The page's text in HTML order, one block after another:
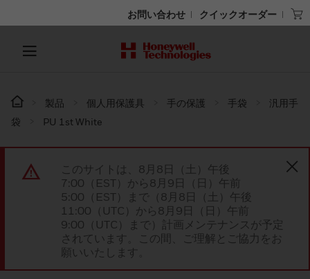
お問い合わせ クイックオーダー
製品 個人用保護具 手の保護 手袋
汎用手
袋
PU 1st White
このサイトは、8月8日（土）午後
7:00（EST）から8月9日（日）午前
5:00（EST）まで（8月8日（土）午後
11:00（UTC）から8月9日（日）午前
9:00（UTC）まで）計画メンテナンスが予定
されています。この間、ご理解とご協力をお
願いいたします。